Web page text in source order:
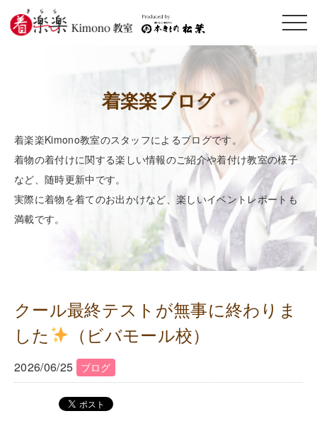
メニ
着楽楽ブログ
着楽楽Kimono教室のスタッフによるブログです。
着物の着付けに関する楽しい情報のご紹介や着付け教室の様子
など、随時更新中です。
実際に着物を着てのお出かけなど、楽しいイベントレポートも
満載です。
クール最終テストが無事に終わりま
した
（ビバモール校）
2026/06/25 ブログ